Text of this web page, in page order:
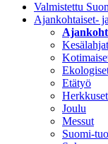
Valmistettu
Ajankohtaiset-
Kesälahjat
Etätyö
Joulu
Messut
Suomi-